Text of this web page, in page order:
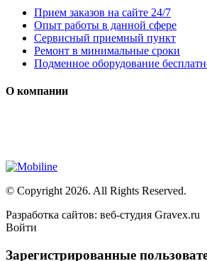
Прием заказов на сайте 24/7
Опыт работы в данной сфере
Сервисный приемный пункт
Ремонт в минимальные сроки
Подменное оборудование
О компании
© Copyright 2026. All Rights Reserved.
Разработка сайтов: веб-студия Gravex.ru
Войти
Зарегистрированные